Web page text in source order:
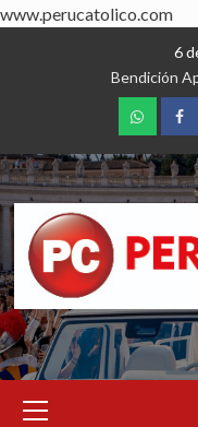
www.perucatolico.com
6
Bendición
Menu